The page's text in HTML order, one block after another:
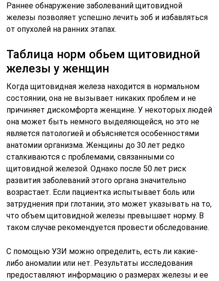
Раннее обнаружение заболеваний щитовидной
железы позволяет успешно лечить зоб и избавляться
от опухолей на ранних этапах.
Таблица норм обьем щитовидной
железы у женщин
Когда щитовидная железа находится в нормальном
состоянии, она не вызывает никаких проблем и не
причиняет дискомфорта женщине. У некоторых людей
она может быть немного выделяющейся, но это не
является патологией и объясняется особенностями
анатомии организма. Женщины до 30 лет редко
сталкиваются с проблемами, связанными со
щитовидной железой. Однако после 50 лет риск
развития заболеваний этого органа значительно
возрастает. Если пациентка испытывает боль или
затруднения при глотании, это может указывать на то,
что объем щитовидной железы превышает норму. В
таком случае рекомендуется провести обследование.
С помощью УЗИ можно определить, есть ли какие-
либо аномалии или нет. Результаты исследования
предоставляют информацию о размерах железы и ее